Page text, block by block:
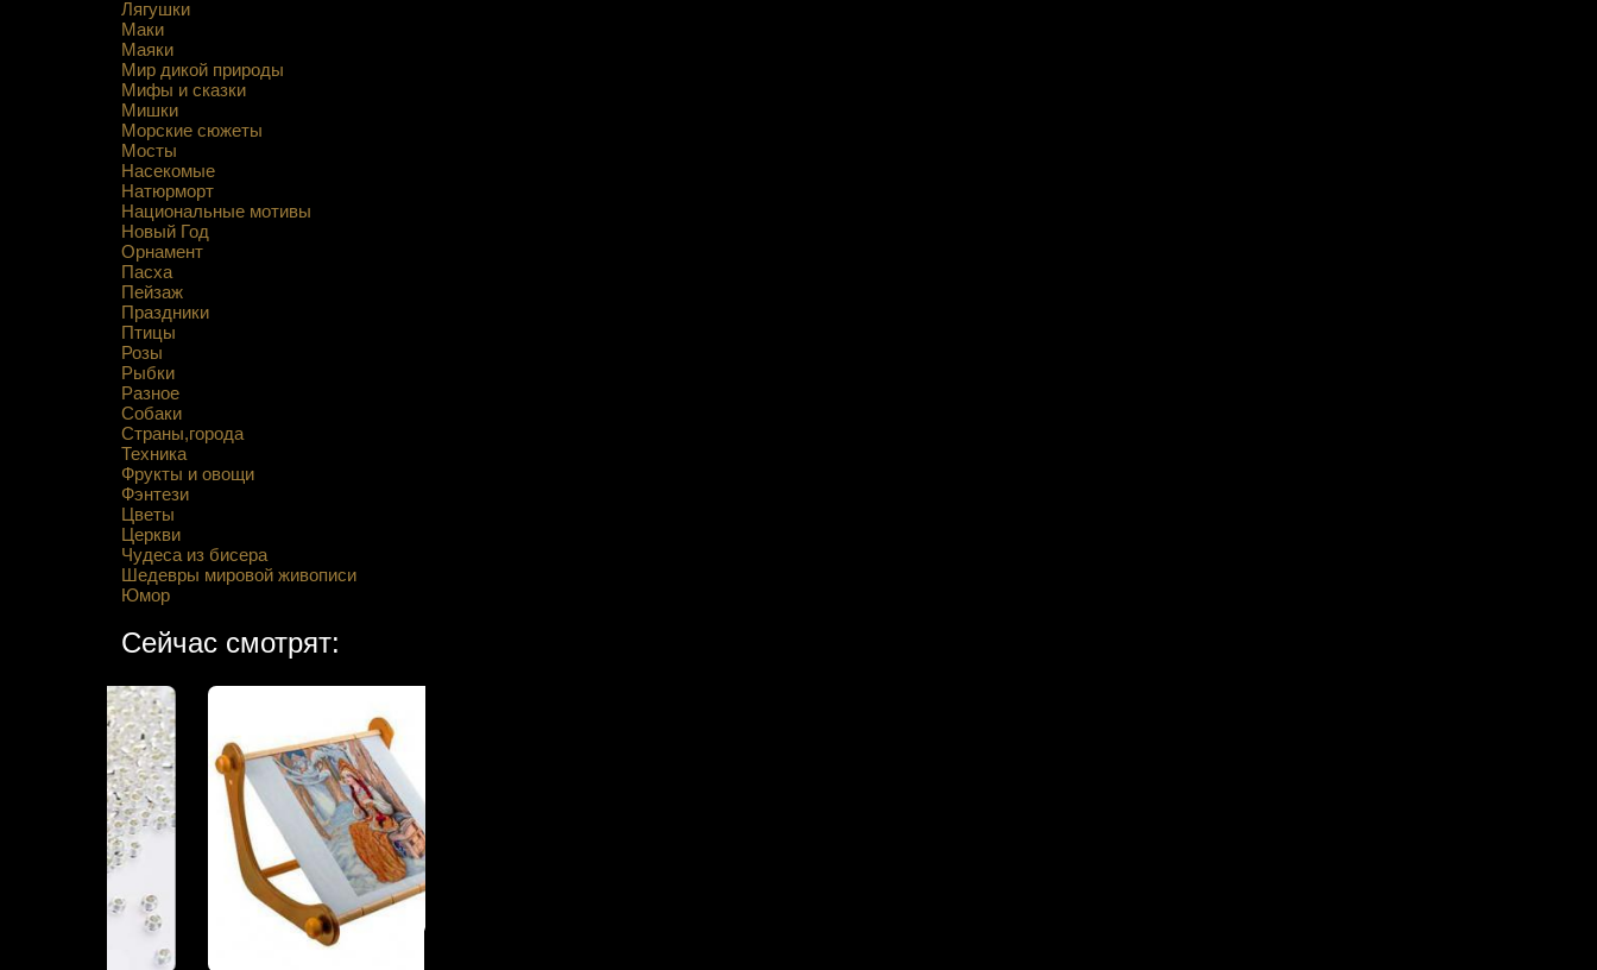
Лягушки
Маки
Маяки
Мир дикой природы
Мифы и сказки
Мишки
Морские сюжеты
Мосты
Насекомые
Натюрморт
Национальные мотивы
Новый Год
Орнамент
Пасха
Пейзаж
Праздники
Птицы
Розы
Рыбки
Разное
Собаки
Страны,города
Техника
Фрукты и овощи
Фэнтези
Цветы
Церкви
Чудеса из бисера
Шедевры мировой живописи
Юмор
Сейчас смотрят: